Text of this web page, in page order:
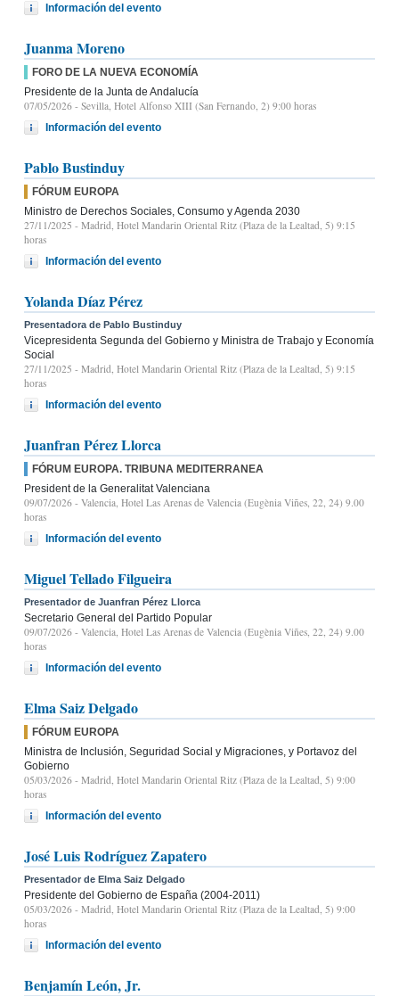
Información del evento
Juanma Moreno
FORO DE LA NUEVA ECONOMÍA
Presidente de la Junta de Andalucía
07/05/2026 - Sevilla, Hotel Alfonso XIII (San Fernando, 2) 9:00 horas
Información del evento
Pablo Bustinduy
FÓRUM EUROPA
Ministro de Derechos Sociales, Consumo y Agenda 2030
27/11/2025 - Madrid, Hotel Mandarin Oriental Ritz (Plaza de la Lealtad, 5) 9:15
horas
Información del evento
Yolanda Díaz Pérez
Presentadora de Pablo Bustinduy
Vicepresidenta Segunda del Gobierno y Ministra de Trabajo y Economía
Social
27/11/2025 - Madrid, Hotel Mandarin Oriental Ritz (Plaza de la Lealtad, 5) 9:15
horas
Información del evento
Juanfran Pérez Llorca
FÓRUM EUROPA. TRIBUNA MEDITERRANEA
President de la Generalitat Valenciana
09/07/2026 - Valencia, Hotel Las Arenas de Valencia (Eugènia Viñes, 22, 24) 9.00
horas
Información del evento
Miguel Tellado Filgueira
Presentador de Juanfran Pérez Llorca
Secretario General del Partido Popular
09/07/2026 - Valencia, Hotel Las Arenas de Valencia (Eugènia Viñes, 22, 24) 9.00
horas
Información del evento
Elma Saiz Delgado
FÓRUM EUROPA
Ministra de Inclusión, Seguridad Social y Migraciones, y Portavoz del
Gobierno
05/03/2026 - Madrid, Hotel Mandarin Oriental Ritz (Plaza de la Lealtad, 5) 9:00
horas
Información del evento
José Luis Rodríguez Zapatero
Presentador de Elma Saiz Delgado
Presidente del Gobierno de España (2004-2011)
05/03/2026 - Madrid, Hotel Mandarin Oriental Ritz (Plaza de la Lealtad, 5) 9:00
horas
Información del evento
Benjamín León, Jr.